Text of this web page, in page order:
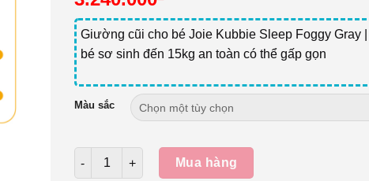
Giường cũi cho bé Joie Kubbie Sleep Foggy Gray
bé sơ sinh đến 15kg an toàn có thể gấp gọn
Màu sắc
Số lượng
Mua hàng